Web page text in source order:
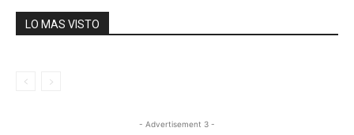
LO MAS VISTO
- Advertisement 3 -